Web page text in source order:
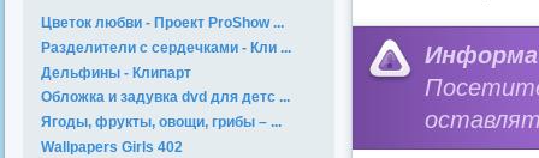
Цветок любви - Проект ProShow ...
Разделители с сердечками - Кли ...
Дельфины - Клипарт
Обложка и задувка dvd для детс ...
Ягоды, фрукты, овощи, грибы – ...
Wallpapers Girls 402